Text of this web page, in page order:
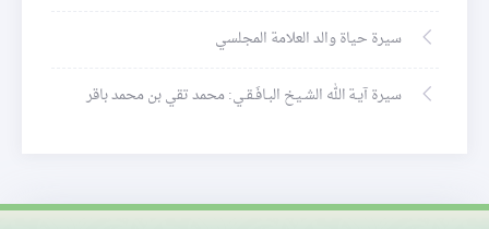
سيرة حياة والد العلامة المجلسي
سيرة آيـة الله الشـيخ البـافَـقـي: محمد تقي بن محمد باقر